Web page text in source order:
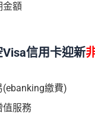
金額
信用卡迎新
繳費)
值服務